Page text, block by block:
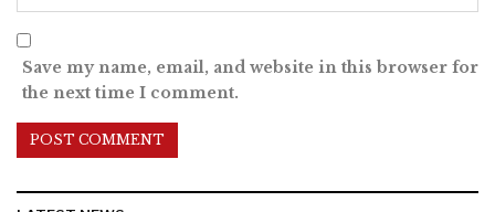
Save my name, email, and website in this browser for
the next time I comment.